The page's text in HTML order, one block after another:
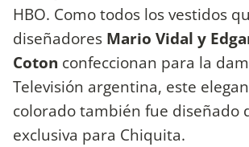
HBO. Como todos los vestidos
diseñadores Mario Vidal y
Coton confeccionan para la
Televisión argentina, este
colorado también fue diseñado
exclusiva para Chiquita.